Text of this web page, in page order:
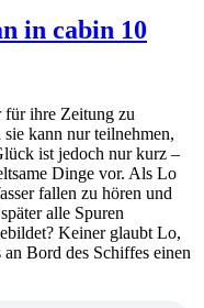
in cabin 10
für ihre Zeitung zu
kann nur teilnehmen,
ist jedoch nur kurz –
Dinge vor. Als Lo
fallen zu hören und
alle Spuren
Keiner glaubt Lo,
an Bord des Schiffes einen